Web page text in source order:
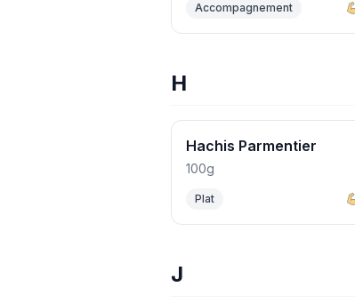
Accompagnement
H
Hachis Parmentier
100g
Plat
J